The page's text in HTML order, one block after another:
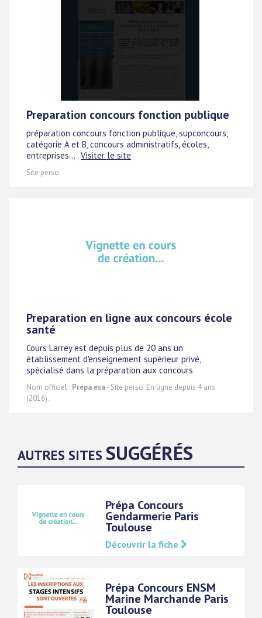
Preparation concours fonction publique
préparation concours fonction publique, supconcours,
catégorie A et B, concours administratifs, écoles,
entreprises... . Visiter le site
Site perso
Preparation en ligne aux concours école
santé
Cours Larrey est depuis plus de 20 ans un
établissement d'enseignement supérieur privé,
spécialisé dans la préparation aux concours
Nom officiel : Prepa esa- Site perso. En ligne depuis 4 ans
(2016).
AUTRES SITES SUGGÉRÉS
Prépa Concours
Gendarmerie Paris
Toulouse
Découvrir la fiche
Prépa Concours ENSM
Marine Marchande Paris
Toulouse